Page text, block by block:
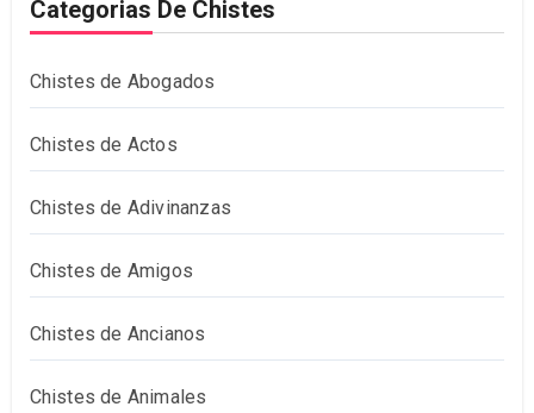
Categorias De Chistes
Chistes de Abogados
Chistes de Actos
Chistes de Adivinanzas
Chistes de Amigos
Chistes de Ancianos
Chistes de Animales